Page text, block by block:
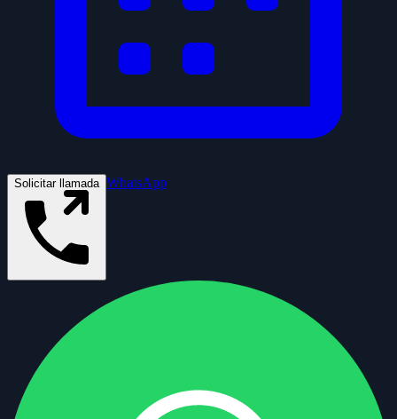
Solicitar llamada WhatsApp